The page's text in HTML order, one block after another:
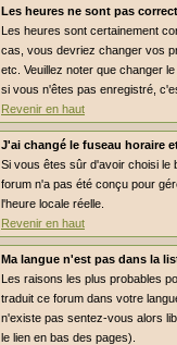
Les heures ne sont pas
Les heures sont certainement
cas, vous devriez changer vos
etc. Veuillez noter que changer
si vous n'êtes pas enregistré,
Revenir en haut
J'ai changé le fuseau horaire
Si vous êtes sûr d'avoir choisi le
forum n'a pas été conçu pour
l'heure locale réelle.
Revenir en haut
Ma langue n'est pas dans la
Les raisons les plus probables
traduit ce forum dans votre
n'existe pas sentez-vous alors
le lien en bas des pages).